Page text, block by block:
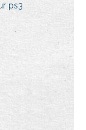
ps3